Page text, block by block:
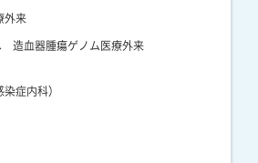
外来
造血器腫瘍ゲノム医療外来
症内科）